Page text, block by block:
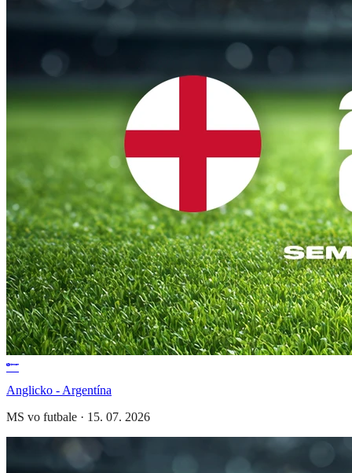
Anglicko - Argentína
MS vo futbale · 15. 07. 2026